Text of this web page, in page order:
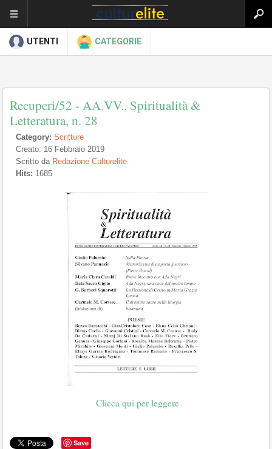
UTENTI CATEGORIE
Recuperi/52 - AA.VV., Spiritualità &
Letteratura, n. 28
Category: Scritture
Creato: 16 Febbraio 2019
Scritto da Redazione Culturelite
Hits: 1685
Clicca qui per leggere
Save